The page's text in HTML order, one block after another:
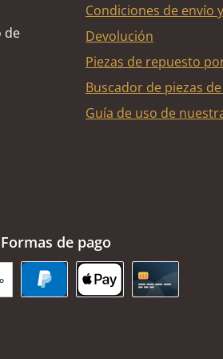
de
Condiciones de envío
Devolución
Piezas de repuesto
Buscador de piezas
Guía de uso de
Formas de pago